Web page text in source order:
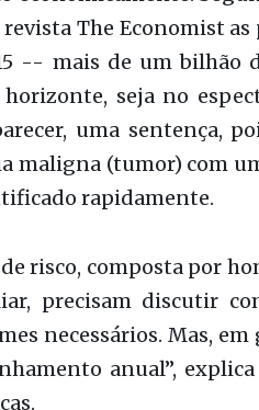
maligna (tumor) com
rapidamente.
risco, composta por
precisam discutir
necessários. Mas, em
prevenção e detecção
população do gênero
Uma pesquisa